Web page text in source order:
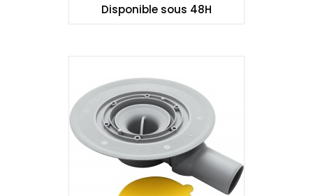
Disponible sous 48H